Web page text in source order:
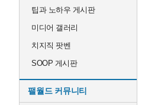
팁과 노하우 게시판
미디어 갤러리
치지직 팟벤
SOOP 게시판
팰월드 커뮤니티